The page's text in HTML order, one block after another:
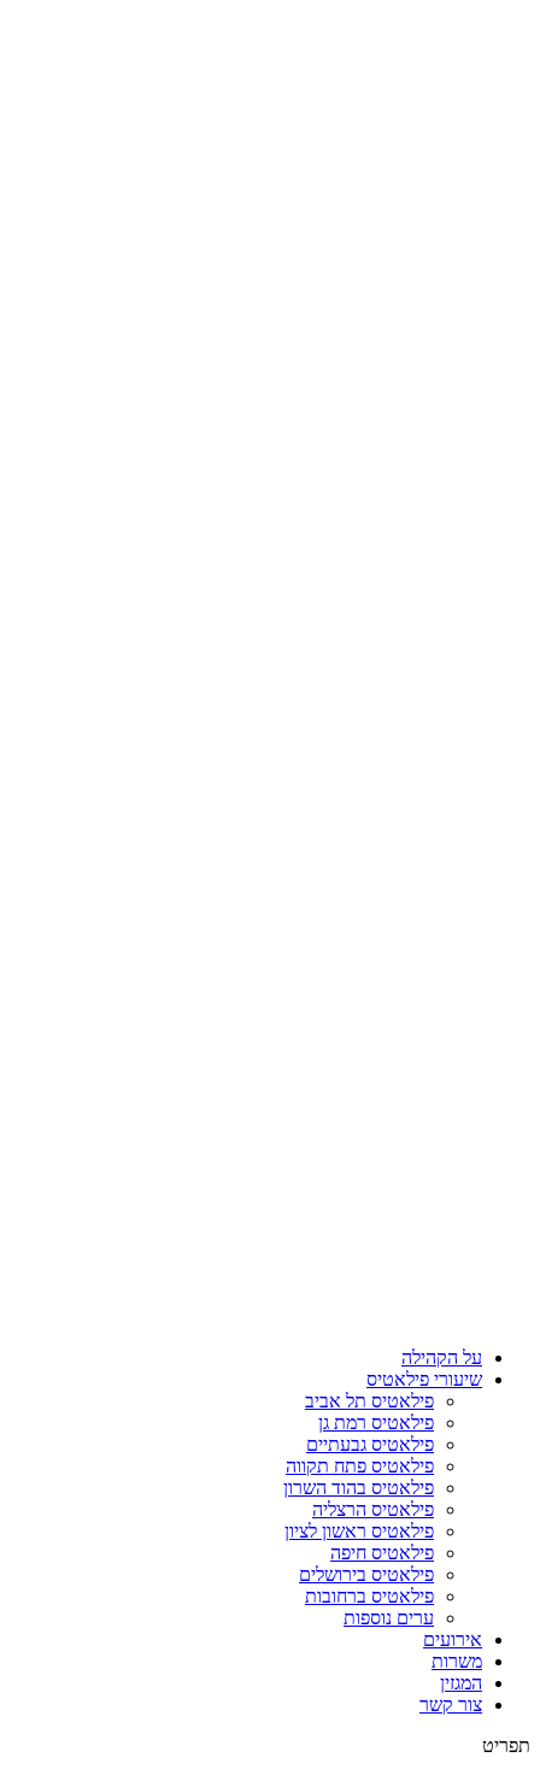
על הקהילה
שיעורי פילאטיס
פילאטיס תל אביב
פילאטיס רמת גן
פילאטיס גבעתיים
פילאטיס פתח תקווה
פילאטיס בהוד השרון
פילאטיס הרצליה
פילאטיס ראשון לציון
פילאטיס חיפה
פילאטיס בירושלים
פילאטיס ברחובות
ערים נוספות
אירועים
משרות
המגזין
צור קשר
תפריט